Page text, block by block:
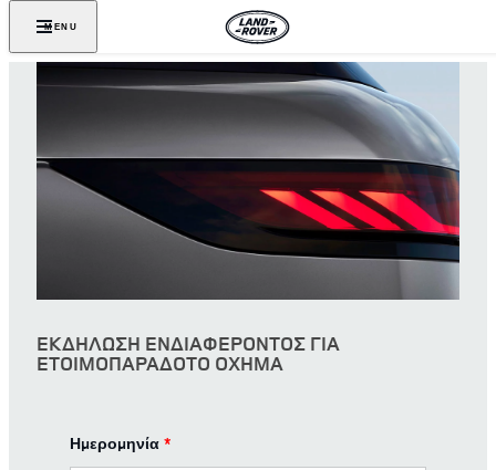
MENU
ΕΚΔΗΛΩΣΗ ΕΝΔΙΑΦΕΡΟΝΤΟΣ ΓΙΑ
ΕΤΟΙΜΟΠΑΡΑΔΟΤΟ ΟΧΗΜΑ
Ημερομηνία *